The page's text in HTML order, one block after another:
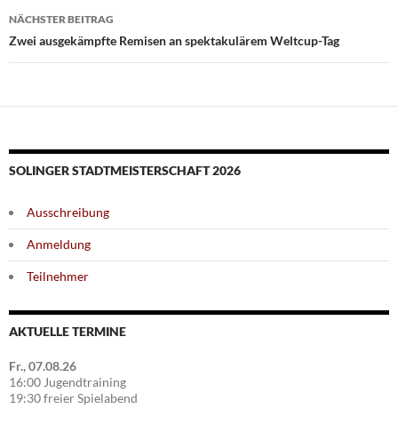
NÄCHSTER BEITRAG
Zwei ausgekämpfte Remisen an spektakulärem Weltcup-Tag
SOLINGER STADTMEISTERSCHAFT 2026
Ausschreibung
Anmeldung
Teilnehmer
AKTUELLE TERMINE
Fr., 07.08.26
16:00 Jugendtraining
19:30 freier Spielabend